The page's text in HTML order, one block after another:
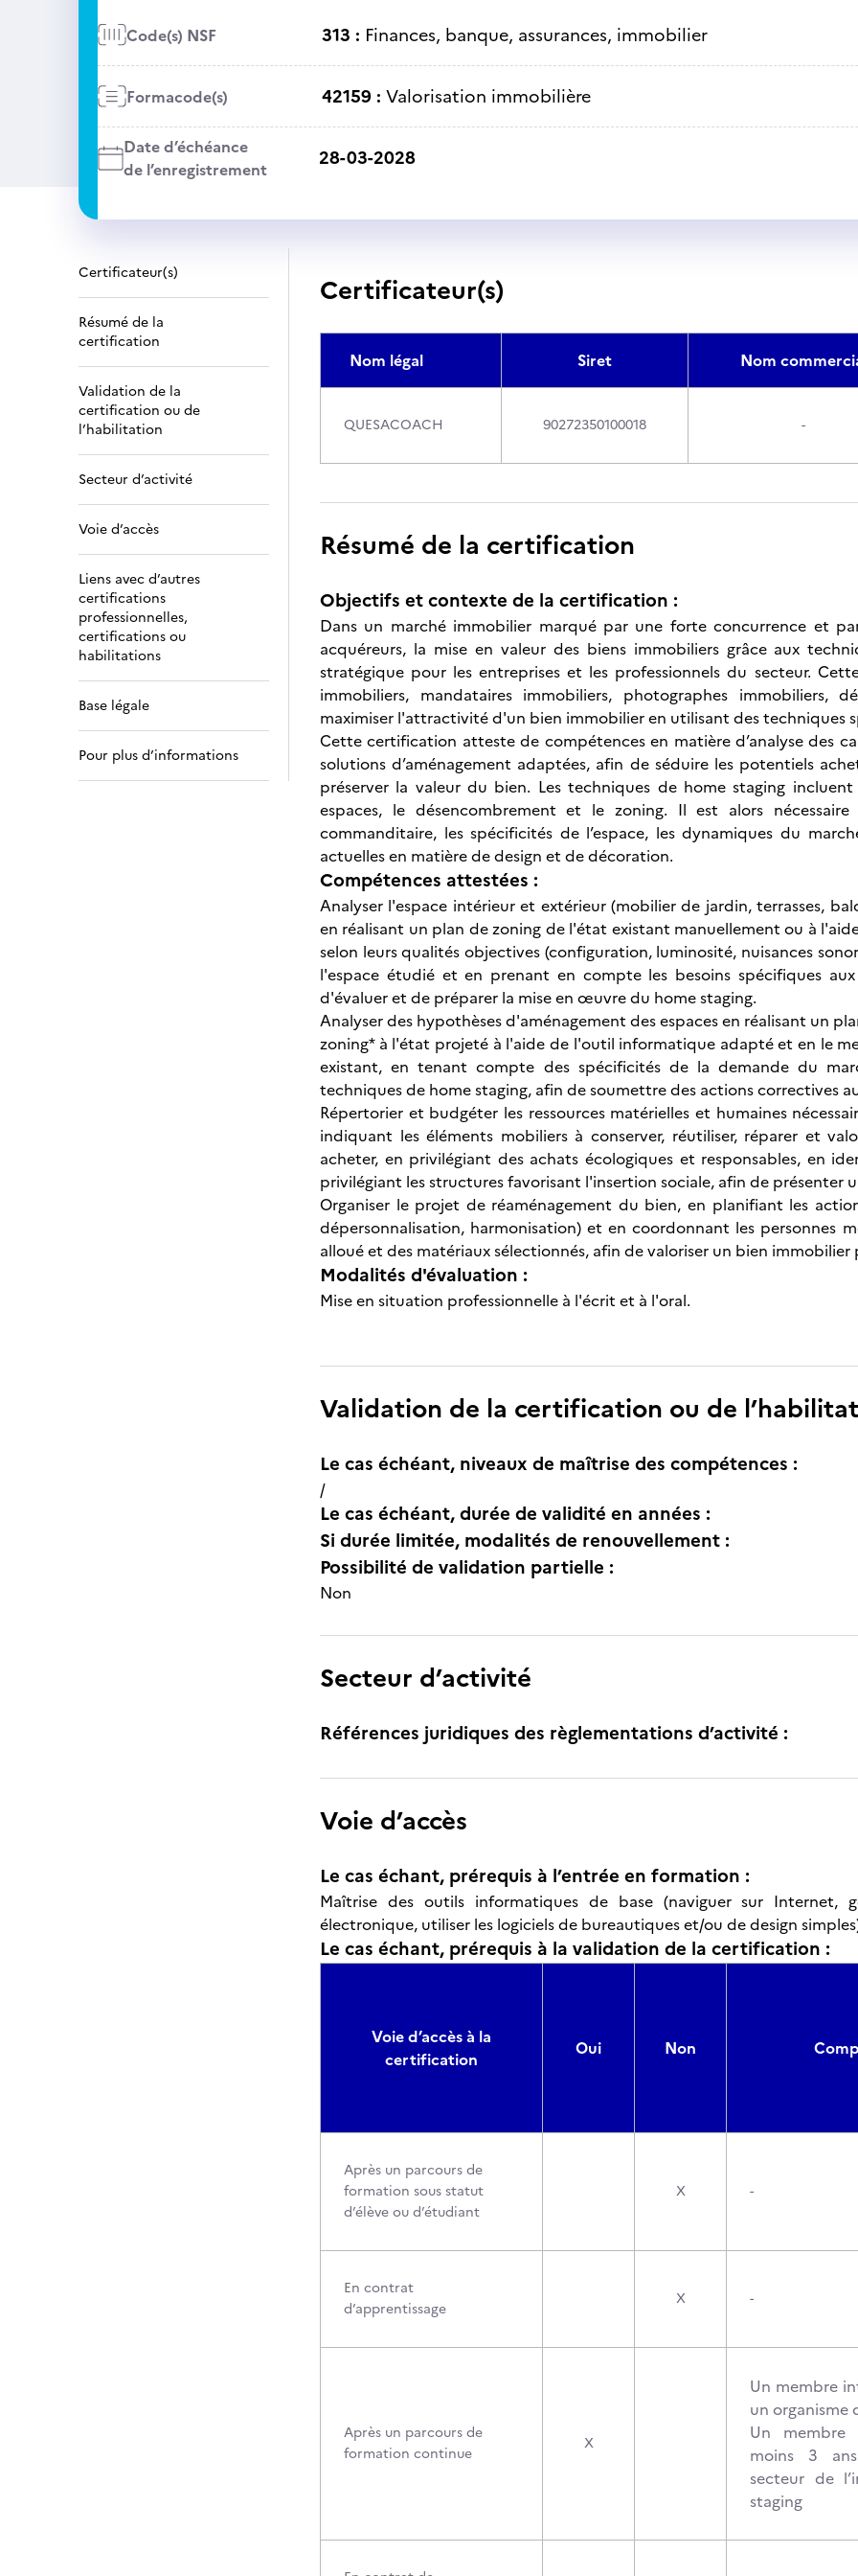
Code(s) NSF 313 : Finances, banque, assurances, immobilier
Formacode(s) 42159 : Valorisation immobilière
Date d’échéance
de l’enregistrement
28-03-2028
Certificateur(s)
Résumé de la
certification
Validation de la
certification ou de
l’habilitation
Secteur d’activité
Voie d’accès
Liens avec d’autres
certifications
professionnelles,
certifications ou
habilitations
Base légale
Pour plus d’informations
Certificateur(s)
Nom légal Siret Nom
QUESACOACH 90272350100018 -
Résumé de la certification
Objectifs et contexte de la certification :
Dans un marché immobilier marqué par une forte concurrence et
acquéreurs, la mise en valeur des biens immobiliers grâce aux
stratégique pour les entreprises et les professionnels du secteur.
immobiliers, mandataires immobiliers, photographes immobiliers,
maximiser l'attractivité d'un bien immobilier en utilisant des techniques
Cette certification atteste de compétences en matière d’analyse des
solutions d’aménagement adaptées, afin de séduire les potentiels
préserver la valeur du bien. Les techniques de home staging
espaces, le désencombrement et le zoning. Il est alors
commanditaire, les spécificités de l’espace, les dynamiques du
actuelles en matière de design et de décoration.
Compétences attestées :
Analyser l'espace intérieur et extérieur (mobilier de jardin, terrasses,
en réalisant un plan de zoning de l'état existant manuellement ou à
selon leurs qualités objectives (configuration, luminosité, nuisances
l'espace étudié et en prenant en compte les besoins spécifiques
d'évaluer et de préparer la mise en œuvre du home staging.
Analyser des hypothèses d'aménagement des espaces en réalisant un
zoning* à l'état projeté à l'aide de l'outil informatique adapté et en le
existant, en tenant compte des spécificités de la demande du
techniques de home staging, afin de soumettre des actions correctives
Répertorier et budgéter les ressources matérielles et humaines
indiquant les éléments mobiliers à conserver, réutiliser, réparer et
acheter, en privilégiant des achats écologiques et responsables, en
privilégiant les structures favorisant l'insertion sociale, afin de présenter
Organiser le projet de réaménagement du bien, en planifiant les
dépersonnalisation, harmonisation) et en coordonnant les personnes
alloué et des matériaux sélectionnés, afin de valoriser un bien
Modalités d'évaluation :
Mise en situation professionnelle à l'écrit et à l'oral.
Validation de la certification ou de
Le cas échéant, niveaux de maîtrise des compétences :
/
Le cas échéant, durée de validité en années :
Si durée limitée, modalités de renouvellement :
Possibilité de validation partielle :
Non
Secteur d’activité
Références juridiques des règlementations d’activité :
Voie d’accès
Le cas échant, prérequis à l’entrée en formation :
Maîtrise des outils informatiques de base (naviguer sur Internet,
électronique, utiliser les logiciels de bureautiques et/ou de design
Le cas échant, prérequis à la validation de la certification :
Voie d’accès à la
certification
Oui Non
Après un parcours de
formation sous statut
d’élève ou d’étudiant
X -
En contrat
d’apprentissage
X -
Après un parcours de
formation continue
X
Un membre
un
Un membre
moins 3
secteur de
staging